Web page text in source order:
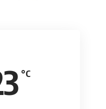
°C